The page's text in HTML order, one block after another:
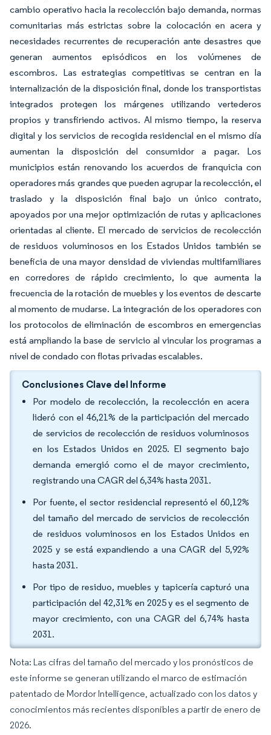
cambio operativo hacia la recolección bajo demanda, normas
comunitarias más estrictas sobre la colocación en acera y
necesidades recurrentes de recuperación ante desastres que
generan aumentos episódicos en los volúmenes de
escombros. Las estrategias competitivas se centran en la
internalización de la disposición final, donde los transportistas
integrados protegen los márgenes utilizando vertederos
propios y transfiriendo activos. Al mismo tiempo, la reserva
digital y los servicios de recogida residencial en el mismo día
aumentan la disposición del consumidor a pagar. Los
municipios están renovando los acuerdos de franquicia con
operadores más grandes que pueden agrupar la recolección, el
traslado y la disposición final bajo un único contrato,
apoyados por una mejor optimización de rutas y aplicaciones
orientadas al cliente. El mercado de servicios de recolección
de residuos voluminosos en los Estados Unidos también se
beneficia de una mayor densidad de viviendas multifamiliares
en corredores de rápido crecimiento, lo que aumenta la
frecuencia de la rotación de muebles y los eventos de descarte
al momento de mudarse. La integración de los operadores con
los protocolos de eliminación de escombros en emergencias
está ampliando la base de servicio al vincular los programas a
nivel de condado con flotas privadas escalables.
Conclusiones Clave del Informe
Por modelo de recolección, la recolección en acera
lideró con el 46,21% de la participación del mercado
de servicios de recolección de residuos voluminosos
en los Estados Unidos en 2025. El segmento bajo
demanda emergió como el de mayor crecimiento,
registrando una CAGR del 6,34% hasta 2031.
Por fuente, el sector residencial representó el 60,12%
del tamaño del mercado de servicios de recolección
de residuos voluminosos en los Estados Unidos en
2025 y se está expandiendo a una CAGR del 5,92%
hasta 2031.
Por tipo de residuo, muebles y tapicería capturó una
participación del 42,31% en 2025 y es el segmento de
mayor crecimiento, con una CAGR del 6,74% hasta
2031.
Nota: Las cifras del tamaño del mercado y los pronósticos de
este informe se generan utilizando el marco de estimación
patentado de Mordor Intelligence, actualizado con los datos y
conocimientos más recientes disponibles a partir de enero de
2026.